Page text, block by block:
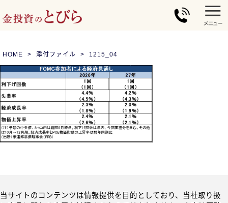
HOME 添付ファイル 1215_04
当サイトのコンテンツは情報提供を目的としており、当社取り扱